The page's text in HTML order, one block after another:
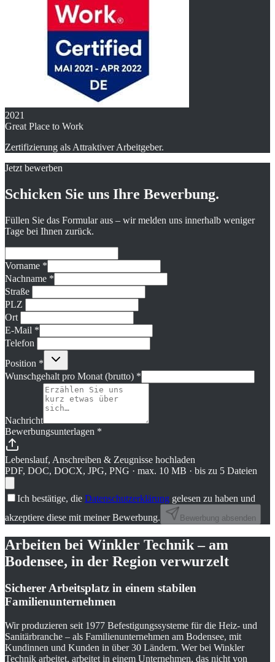
2021
Great Place to Work
Zertifizierung als Attraktiver Arbeitgeber.
Jetzt bewerben
Schicken Sie uns Ihre Bewerbung.
Füllen Sie das Formular aus – wir melden uns innerhalb weniger
Tage bei Ihnen zurück.
Vorname *
Nachname *
Straße
PLZ
Ort
E-Mail *
Telefon
Position *
Wunschgehalt pro Monat (brutto) *
Nachricht
Bewerbungsunterlagen *
Lebenslauf, Anschreiben & Zeugnisse hochladen
PDF, DOC, DOCX, JPG, PNG · max. 10 MB · bis zu 5 Dateien
Ich bestätige, die Datenschutzerklärung gelesen zu haben und
akzeptiere diese mit meiner Bewerbung.
Bewerbung absenden
Arbeiten bei Winkler Technik – am
Bodensee, in der Region verwurzelt
Sicherer Arbeitsplatz in einem stabilen
Familienunternehmen
Wir produzieren seit 1977 Befestigungssysteme für die Heiz- und
Sanitärbranche – als Familienunternehmen am Bodensee, mit
Kundinnen und Kunden in über 30 Ländern. Wer bei Winkler
Technik arbeitet, arbeitet in einem Unternehmen, das nicht von